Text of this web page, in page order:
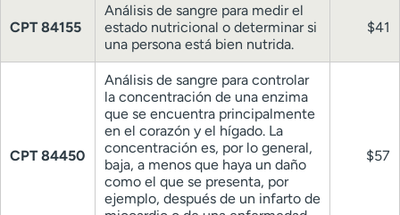
CPT 84155
Análisis de sangre para medir el
estado nutricional o determinar si
una persona está bien nutrida.
$41
CPT 84450
Análisis de sangre para controlar
la concentración de una enzima
que se encuentra principalmente
en el corazón y el hígado. La
concentración es, por lo general,
baja, a menos que haya un daño
como el que se presenta, por
ejemplo, después de un infarto de
$57